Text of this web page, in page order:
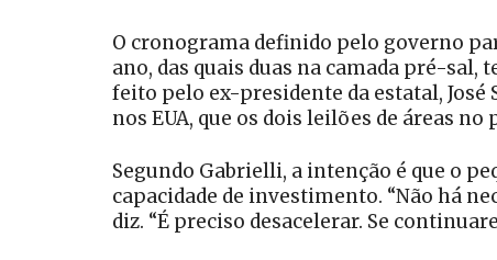
O cronograma definido pelo governo
ano, das quais duas na camada pré-
feito pelo ex-presidente da estatal,
nos EUA, que os dois leilões de áreas
Segundo Gabrielli, a intenção é que o
capacidade de investimento. “Não há
diz. “É preciso desacelerar. Se